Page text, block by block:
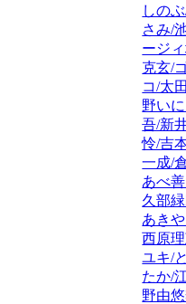
しの
さみ/
ージ
克玄/
コ/太
野い
吾/新
怜/吉
一成/
あべ
久部
あき
西原
ユキ/
たか/
野由